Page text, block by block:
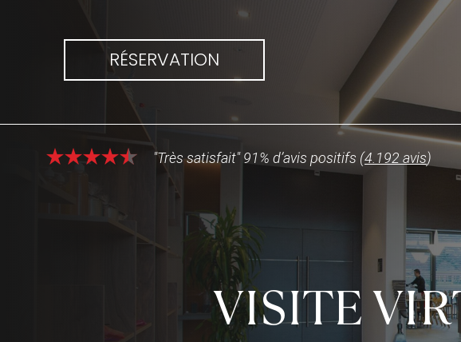
RÉSERVATION
"Très satisfait" 91% d’avis positifs (4.192 avis)
VISITE